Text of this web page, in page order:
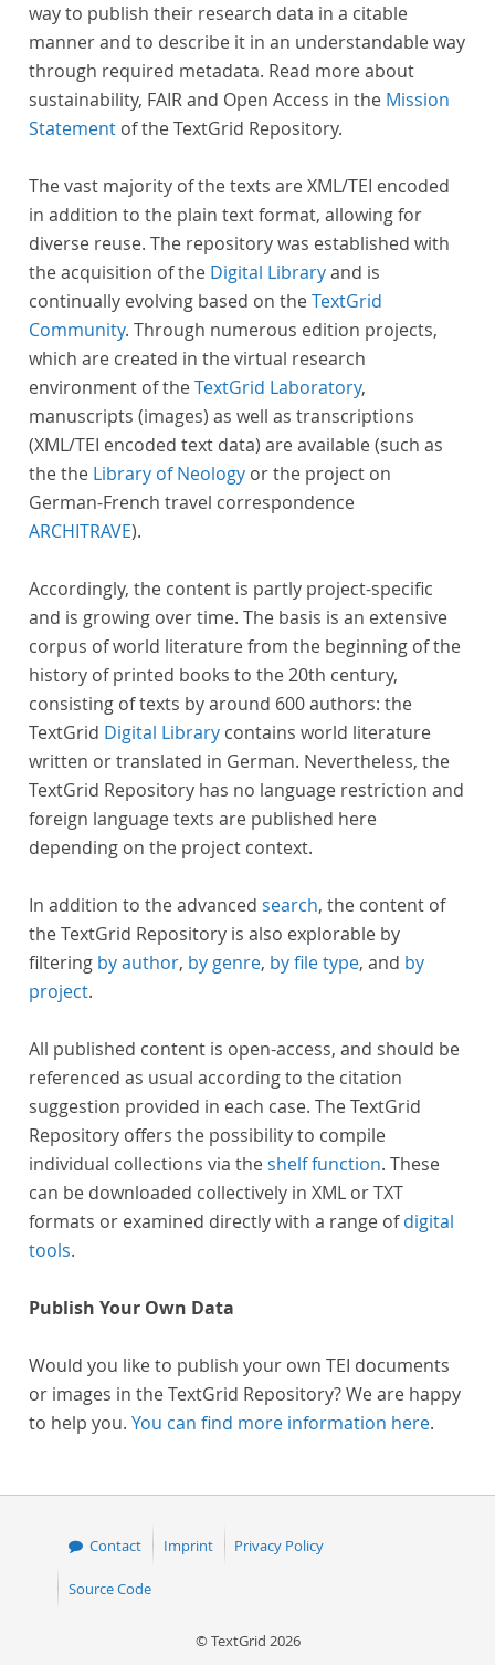
way to publish their research data in a citable
manner and to describe it in an understandable way
through required metadata. Read more about
sustainability, FAIR and Open Access in the Mission
Statement of the TextGrid Repository.
The vast majority of the texts are XML/TEI encoded
in addition to the plain text format, allowing for
diverse reuse. The repository was established with
the acquisition of the Digital Libraryand is
continually evolving based on theTextGrid
Community. Through numerous edition projects,
which are created in the virtual research
environment of theTextGrid Laboratory,
manuscripts (images) as well as transcriptions
(XML/TEI encoded text data) are available (such as
the the Library of Neology or the project on
German-French travel correspondence
ARCHITRAVE).
Accordingly, the content is partly project-specific
and is growing over time. The basis is an extensive
corpus of world literature from the beginning of the
history of printed books to the 20th century,
consisting of texts by around 600 authors: the
TextGrid Digital Library contains world literature
written or translated in German. Nevertheless, the
TextGrid Repository has no language restriction and
foreign language texts are published here
depending on the project context.
In addition to the advanced search, the content of
the TextGrid Repository is also explorable by
filtering by author, by genre, by file type, and by
project.
All published content is open-access, and should be
referenced as usual according to the citation
suggestion provided in each case. The TextGrid
Repository offers the possibility to compile
individual collections via theshelf function. These
can be downloaded collectively in XML or TXT
formats or examined directly with a range ofdigital
tools.
Publish Your Own Data
Would you like to publish your own TEI documents
or images in the TextGrid Repository? We are happy
to help you. You can find more information here.
Contact Imprint Privacy Policy
Source Code
© TextGrid 2026